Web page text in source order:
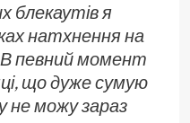
блекаутів я
натхнення на
В певний момент
що дуже сумую
не можу зараз